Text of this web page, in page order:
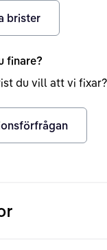
brister
finare?
du vill att vi